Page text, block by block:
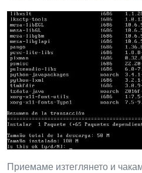
Приемаме изтеглянето и